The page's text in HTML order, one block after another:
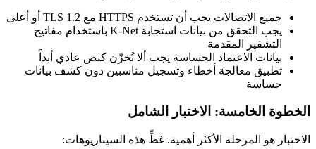
جميع الاتصالات يجب أن تستخدم HTTPS مع TLS 1.2 أو أعلى
يجب التحقق من بيانات استجابة K-Net باستخدام مفاتيح
التشفير المقدمة
بيانات الاعتماد الحساسة يجب ألا تُخزّن كنص عادي أبداً
تطبيق معالجة أخطاء وتسجيل مناسبين دون كشف بيانات
حساسة
الخطوة الخامسة: الاختبار الشامل
الاختبار هو المرحلة الأكثر أهمية. غطِّ هذه السيناريوهات: